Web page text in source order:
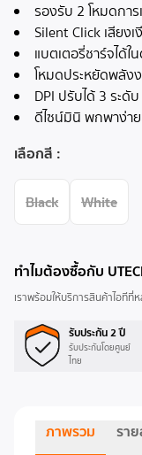
รองรับ 2 โหมดกา
Silent Click เสียง
แบตเตอรี่ชาร์จได้
โหมดประหยัดพลัง
DPI ปรับได้ 3 ระดั
ดีไซน์มินิ พกพาง่า
เลือกสี :
Black White
ทำไมต้องซื้อกับ
เราพร้อมให้บริการสินค้าไอที
รับประกัน 2 ปี
รับประกันโดยศูนย์
ไทย
ภาพรวม รา